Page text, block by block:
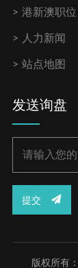
港新澳职位
人力新闻
站点地图
发送询盘
提交
版权所有